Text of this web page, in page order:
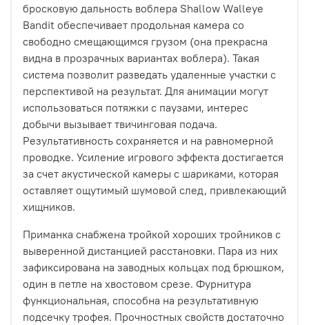
бросковую дальность воблера Shallow Walleye
Bandit обеспечивает продольная камера со
свободно смещающимся грузом (она прекрасна
видна в прозрачных вариантах воблера). Такая
система позволит разведать удаленные участки с
перспективой на результат. Для анимации могут
использоваться потяжки с паузами, интерес
добычи вызывает твичинговая подача.
Результативность сохраняется и на равномерной
проводке. Усиление игрового эффекта достигается
за счет акустической камеры с шариками, которая
оставляет ощутимый шумовой след, привлекающий
хищников.
Приманка снабжена тройкой хороших тройников с
выверенной дистанцией расстановки. Пара из них
зафиксирована на заводных кольцах под брюшком,
один в петле на хвостовом срезе. Фурнитура
функциональная, способна на результативную
подсечку трофея. Прочностных свойств достаточно